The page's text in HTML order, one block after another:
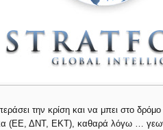
την κρίση και να μπει στο
(ΕΕ, ΔΝΤ, ΕΚΤ), καθαρά λόγω …